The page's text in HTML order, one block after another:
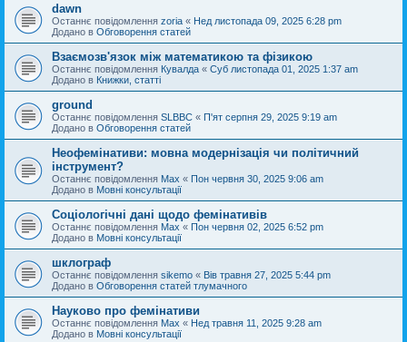
dawn
Останнє повідомлення zoria « Нед листопада 09, 2025 6:28 pm
Додано в Обговорення статей
Взаємозв'язок між математикою та фізикою
Останнє повідомлення Кувалда « Суб листопада 01, 2025 1:37 am
Додано в Книжки, статті
ground
Останнє повідомлення SLBBC « П'ят серпня 29, 2025 9:19 am
Додано в Обговорення статей
Неофемінативи: мовна модернізація чи політичний
інструмент?
Останнє повідомлення Max « Пон червня 30, 2025 9:06 am
Додано в Мовні консультації
Соціологічні дані щодо фемінативів
Останнє повідомлення Max « Пон червня 02, 2025 6:52 pm
Додано в Мовні консультації
шклограф
Останнє повідомлення sikemo « Вів травня 27, 2025 5:44 pm
Додано в Обговорення статей тлумачного
Науково про фемінативи
Останнє повідомлення Max « Нед травня 11, 2025 9:28 am
Додано в Мовні консультації